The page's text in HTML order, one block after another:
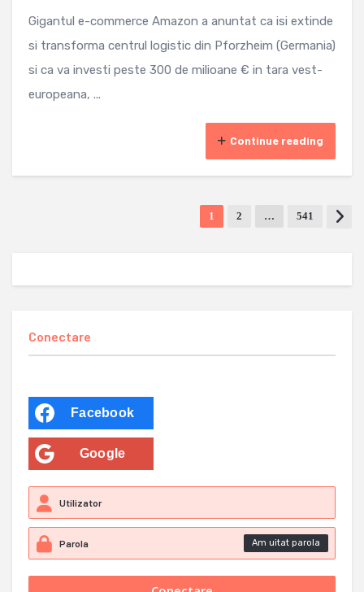
Gigantul e-commerce Amazon a anuntat ca isi extinde
si transforma centrul logistic din Pforzheim (Germania)
si ca va investi peste 300 de milioane € in tara vest-
europeana, ...
Continue reading
1 2 … 541
Conectare
Facebook
Google
Am uitat parola